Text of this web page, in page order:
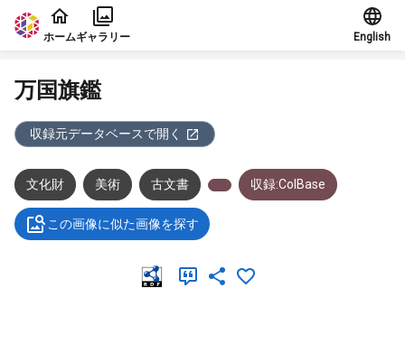
本文に飛ぶ
ホームギャラリー English
万国旗鑑
収録元データベースで開く
文化財 美術 古文書 収録:ColBase
この画像に似た画像を探す